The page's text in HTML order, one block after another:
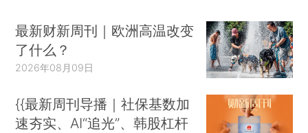
最新财新周刊｜欧洲高温改变
了什么？
2026年08月09日
{{最新周刊导播｜社保基数加
速夯实、AI“追光”、韩股杠杆